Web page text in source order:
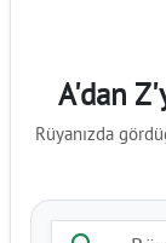
A'dan
Rüyanızda
Rüya tabiri ara